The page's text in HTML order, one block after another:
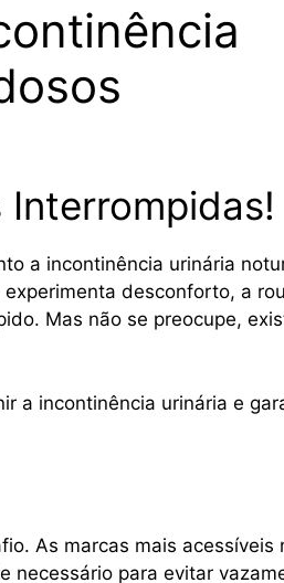
a incontinência urinária
desconforto, a
Mas não se preocupe,
a incontinência urinária e
As marcas mais acessíveis
necessário para evitar